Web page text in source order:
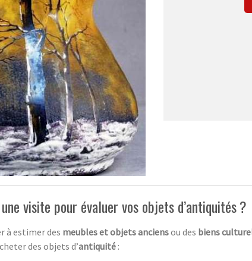
visite pour évaluer vos objets d’antiquités ?
à estimer des meubles et objets anciensou des biens
des objets d’antiquité :